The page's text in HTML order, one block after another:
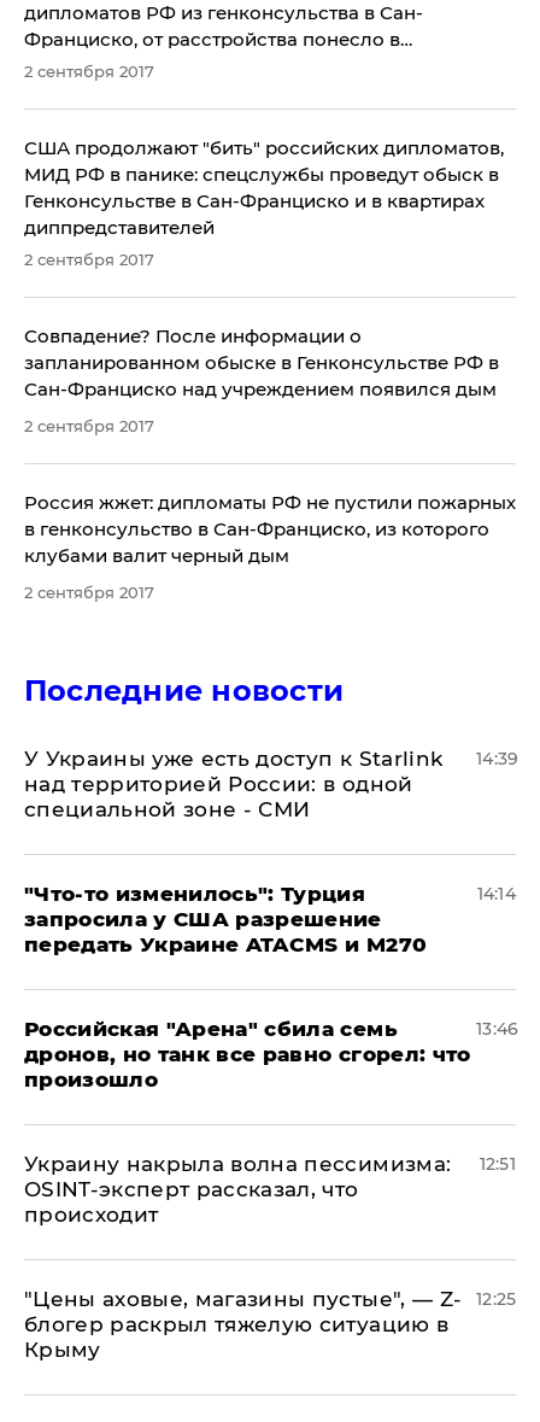
дипломатов РФ из генконсульства в Сан-
Франциско, от расстройства понесло в
танцевальные дебри
2 сентября 2017
США продолжают "бить" российских дипломатов,
МИД РФ в панике: спецслужбы проведут обыск в
Генконсульстве в Сан-Франциско и в квартирах
диппредставителей
2 сентября 2017
Совпадение? После информации о
запланированном обыске в Генконсульстве РФ в
Сан-Франциско над учреждением появился дым
2 сентября 2017
​Россия жжет: дипломаты РФ не пустили пожарных
в генконсульство в Сан-Франциско, из которого
клубами валит черный дым
2 сентября 2017
Последние новости
У Украины уже есть доступ к Starlink
над территорией России: в одной
специальной зоне - СМИ
14:39
​"Что-то изменилось": Турция
запросила у США разрешение
передать Украине ATACMS и M270
14:14
​Российская "Арена" сбила семь
дронов, но танк все равно сгорел: что
произошло
13:46
​Украину накрыла волна пессимизма:
OSINT-эксперт рассказал, что
происходит
12:51
​"Цены аховые, магазины пустые", — Z-
блогер раскрыл тяжелую ситуацию в
Крыму
12:25